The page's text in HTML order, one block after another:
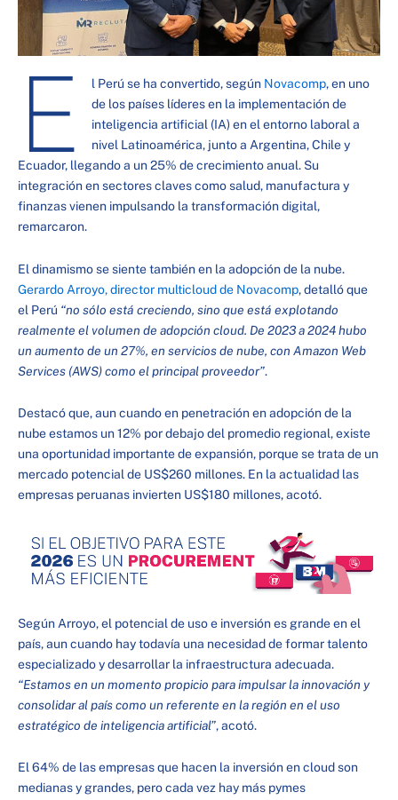
E l Perú se ha convertido, según Novacomp, en uno
de los países líderes en la implementación de
inteligencia artificial (IA) en el entorno laboral a
nivel Latinoamérica, junto a Argentina, Chile y
Ecuador, llegando a un 25% de crecimiento anual. Su
integración en sectores claves como salud, manufactura y
finanzas vienen impulsando la transformación digital,
remarcaron.
El dinamismo se siente también en la adopción de la nube.
Gerardo Arroyo, director multicloud de Novacomp, detalló que
el Perú “no sólo está creciendo, sino que está explotando
realmente el volumen de adopción cloud. De 2023 a 2024 hubo
un aumento de un 27%, en servicios de nube, con Amazon Web
Services (AWS) como el principal proveedor”.
Destacó que, aun cuando en penetración en adopción de la
nube estamos un 12% por debajo del promedio regional, existe
una oportunidad importante de expansión, porque se trata de un
mercado potencial de US$260 millones. En la actualidad las
empresas peruanas invierten US$180 millones, acotó.
Según Arroyo, el potencial de uso e inversión es grande en el
país, aun cuando hay todavía una necesidad de formar talento
especializado y desarrollar la infraestructura adecuada.
“Estamos en un momento propicio para impulsar la innovación y
consolidar al país como un referente en la región en el uso
estratégico de inteligencia artificial”, acotó.
El 64% de las empresas que hacen la inversión en cloud son
medianas y grandes, pero cada vez hay más pymes